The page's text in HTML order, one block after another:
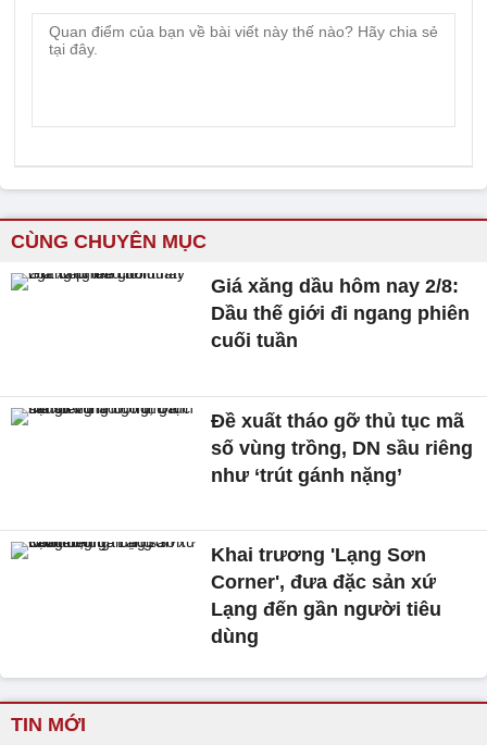
CÙNG CHUYÊN MỤC
Giá xăng dầu hôm nay 2/8:
Dầu thế giới đi ngang phiên
cuối tuần
Đề xuất tháo gỡ thủ tục mã
số vùng trồng, DN sầu riêng
như ‘trút gánh nặng’
Khai trương 'Lạng Sơn
Corner', đưa đặc sản xứ
Lạng đến gần người tiêu
dùng
TIN MỚI